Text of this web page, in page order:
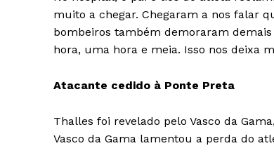
muito a chegar. Chegaram a nos falar
bombeiros também demoraram
hora, uma hora e meia. Isso nos deixa
Atacante cedido à Ponte Preta
Thalles foi revelado pelo Vasco da
Vasco da Gama lamentou a perda do